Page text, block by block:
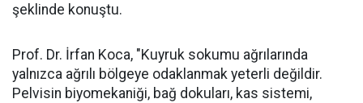
şeklinde konuştu.
Prof. Dr. İrfan Koca, "Kuyruk sokumu ağrılarında
yalnızca ağrılı bölgeye odaklanmak yeterli değildir.
Pelvisin biyomekaniği, bağ dokuları, kas sistemi,